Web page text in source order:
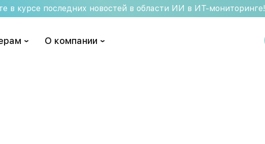
в курсе последних новостей в области ИИ в ИТ-мониторинге!
О компании